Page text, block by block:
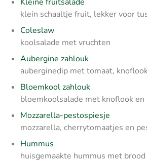
klein schaaltje fruit, lekker voor
Coleslaw
koolsalade met vruchten
Aubergine zahlouk
auberginedip met tomaat,
Bloemkool zahlouk
bloemkoolsalade met knoflook en
Mozzarella-pestospiesje
mozzarella, cherrytomaatjes en
Hummus
huisgemaakte hummus met brood